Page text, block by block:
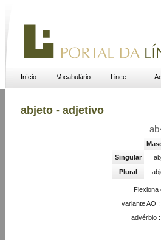
Início Vocabulário Lince
abjeto - adjetivo
ab
Singular
Plural
variante AO :
advérbio